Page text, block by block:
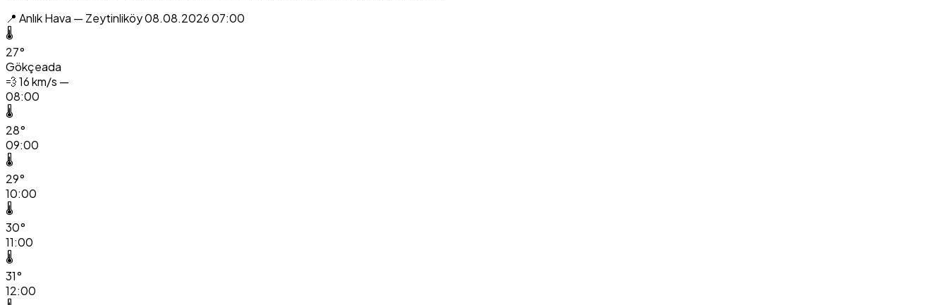
📍 Anlık Hava — Zeytinliköy08.08.2026 07:00
🌡️
27°
Gökçeada
💨16 km/s —
08:00
🌡️
28°
09:00
🌡️
29°
10:00
🌡️
30°
11:00
🌡️
31°
12:00